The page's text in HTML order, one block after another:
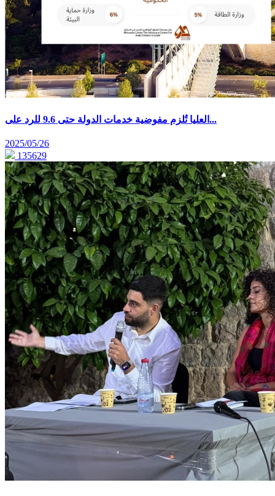
العليا تُلزم مفوضية خدمات الدولة حتى 9.6 للرد على...
2025/05/26
135629